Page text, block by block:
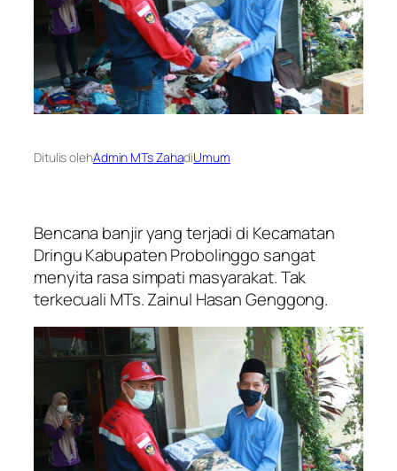
Ditulis olehAdmin MTs ZahadiUmum
Bencana banjir yang terjadi di Kecamatan
Dringu Kabupaten Probolinggo sangat
menyita rasa simpati masyarakat. Tak
terkecuali MTs. Zainul Hasan Genggong.